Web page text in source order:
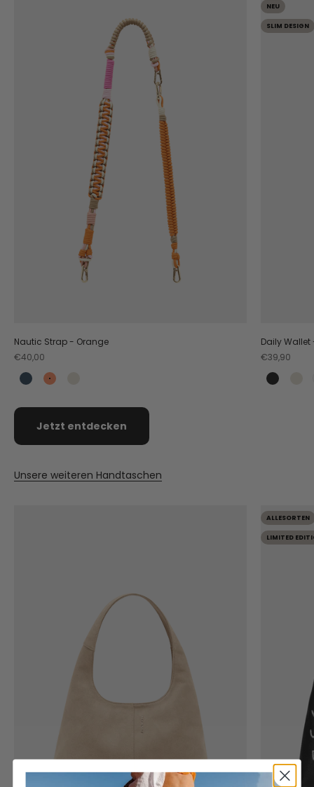
Nautic Strap - Orange
Angebot
€40,00
Teal Orange
NEU
SLIM DESIGN
Daily Wallet
Angebot
€39,90
Black
Jetzt entdecken
Unsere weiteren Handtaschen
ALLESORTEN
LIMITED